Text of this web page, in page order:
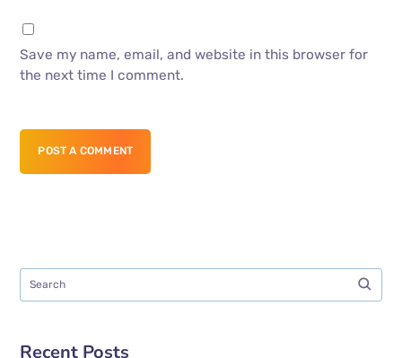
Save my name, email, and website in this browser for
the next time I comment.
POST A COMMENT
Recent Posts